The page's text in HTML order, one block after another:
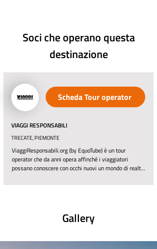
Soci che operano questa
destinazione
Scheda Tour operator
VIAGGI RESPONSABILI
TRECATE, PIEMONTE
ViaggiResponsabili.org (by EquoTube) è un tour
operator che da anni opera affinché i viaggiatori
possano conoscere con occhi nuovi un mondo di realtà,
partner in tutto il mondo (Asia, Africa, Sud America,
modo autentico i luoghi visitati. Su
ViaggiResponsabili.org troverete proposte che
vivere il viaggio, da protagonisti: mondi e filosofie di
Gallery